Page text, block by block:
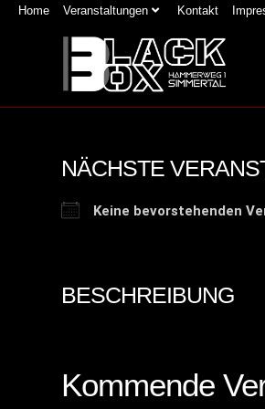
Home Veranstaltungen Kontakt
NÄCHSTE
Keine bevorstehenden
BESCHREIBUNG
Kommende